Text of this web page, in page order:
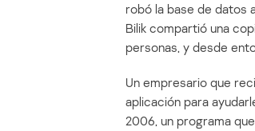
robó la base de datos
Bilik compartió una
personas, y desde
Un empresario que
aplicación para
2006, un programa